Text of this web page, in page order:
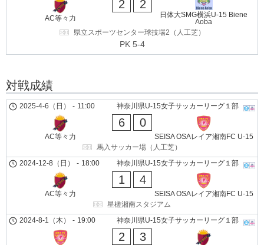
AC等々力
2 2
日体大SMG横浜U-15 Biene
Aoba
県立スポーツセンター球技場2（人工芝）
PK 5-4
対戦成績
神奈川県U-15女子サッカーリーグ１部
2025-4-6（日） - 11:00
AC等々力
6 0
SEISA OSAレイア湘南FC U-15
馬入サッカー場（人工芝）
神奈川県U-15女子サッカーリーグ１部
2024-12-8（日） - 18:00
AC等々力
1 4
SEISA OSAレイア湘南FC U-15
星槎湘南スタジアム
神奈川県U-15女子サッカーリーグ１部
2024-8-1（木） - 19:00
2 3